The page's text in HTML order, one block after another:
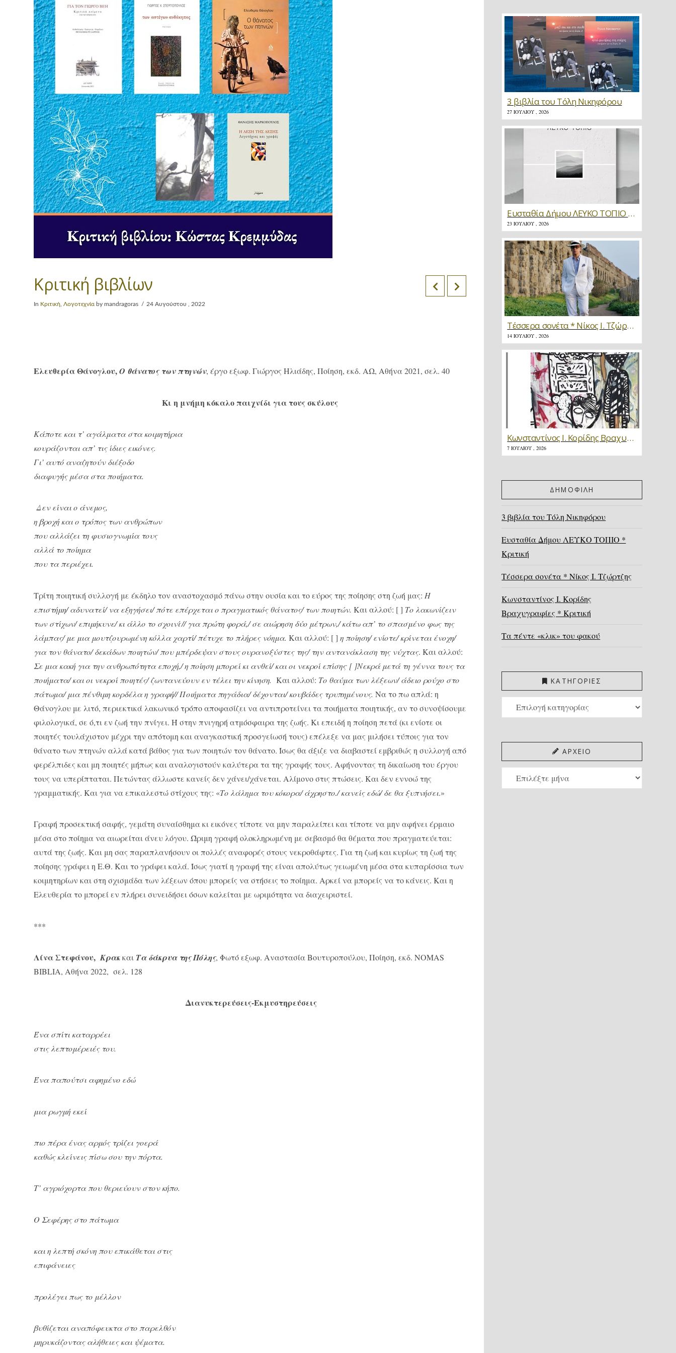
Κριτική βιβλίων
In Κριτική ,Λογοτεχνία by mandragoras 24 Αυγούστου , 2022
Ελευθερία Θάνογλου,Ο θάνατος των πτηνών, έργο εξωφ. Γιώργος Ηλιάδης, Ποίηση, εκδ. ΑΩ, Αθήνα 2021, σελ. 40
Κι η μνήμη κόκαλο παιχνίδι για τους σκύλους
Κάποτε και τ’ αγάλματα στα κοιμητήρια
κουράζονται απ’ τις ίδιες εικόνες.
Γι’ αυτό αναζητούν διέξοδο
διαφυγής μέσα στα ποιήματα.
Δεν είναι ο άνεμος,
η βροχή και ο τρόπος των ανθρώπων
που αλλάζει τη φυσιογνωμία τους
αλλά το ποίημα
που τα περιέχει.
Τρίτη ποιητική συλλογή με έκδηλο τον αναστοχασμό πάνω στην ουσία και το εύρος της ποίησης στη ζωή μας: Η
επιστήμη/ αδυνατεί/ να εξηγήσει/ πότε επέρχεται ο πραγματικός θάνατος/ των ποιητών.Και αλλού: [ ] Το λακωνίζειν
των στίχων/ επιμήκυνε/ κι άλλο το σχοινί.// για πρώτη φορά,/ σε αιώρηση δύο μέτρων,/ κάτω απ’ το σπασμένο φως της
λάμπας/ με μια μουτζουρωμένη κόλλα χαρτί/ πέτυχε το πλήρες νόημα.Και αλλού: [ ]η ποίηση/ ενίοτε/ κρίνεται ένοχη/
για τον θάνατο/ δεκάδων ποιητών/ που μπέρδεψαν στους ουρανοξύστες της/ την αντανάκλαση της νύχτας. Και αλλού:
Σε μια κακή για την ανθρωπότητα εποχή,/ η ποίηση μπορεί κι ανθεί/ και οι νεκροί επίσης [ ]Νεκρά μετά τη γέννα τους τα
ποιήματα/ και οι νεκροί ποιητές/ ζωντανεύουν εν τέλει την κίνηση. Και αλλού: Το θαύμα των λέξεων/ άδειο ρούχο στο
πάτωμα/ μια πένθιμη κορδέλα η γραφή// Ποιήματα πηγάδια/ δέχονται/ κουβάδες τρυπημένους. Να το πω απλά: η
Θάνογλου με λιτό, περιεκτικά λακωνικό τρόπο αποφασίζει να αντιπροτείνει τα ποιήματα ποιητικής, αν το συνοψίσουμε
φιλολογικά, σε ό,τι εν ζωή την πνίγει. Ή στην πνιγηρή ατμόσφαιρα της ζωής. Κι επειδή η ποίηση πετά (κι ενίοτε οι
ποιητές τουλάχιστον μέχρι την απότομη και αναγκαστική προσγείωσή τους) επέλεξε να μας μιλήσει τύποις για τον
θάνατο των πτηνών αλλά κατά βάθος για των ποιητών τον θάνατο. Ίσως θα άξιζε να διαβαστεί εμβριθώς η συλλογή από
φερέλπιδες και μη ποιητές μήπως και αναλογιστούν καλύτερα τα της γραφής τους. Αφήνοντας τη δικαίωση του έργου
τους να υπερίπταται. Πετώντας άλλωστε κανείς δεν χάνει/χάνεται. Αλίμονο στις πτώσεις. Και δεν εννοώ της
γραμματικής. Και για να επικαλεστώ στίχους της: «Το λάλημα του κόκορα/ άχρηστο./ κανείς εδώ/ δε θα ξυπνήσει.»
Γραφή προσεκτική σαφής, γεμάτη συναίσθημα κι εικόνες τίποτε να μην παραλείπει και τίποτε να μην αφήνει έρμαιο
μέσα στο ποίημα να αιωρείται άνευ λόγου. Ώριμη γραφή ολοκληρωμένη με σεβασμό θα θέματα που πραγματεύεται:
αυτά της ζωής. Και μη σας παραπλανήσουν οι πολλές αναφορές στους νεκροθάφτες. Για τη ζωή και κυρίως τη ζωή της
ποίησης γράφει η Ε.Θ. Και το γράφει καλά. Ίσως γιατί η γραφή της είναι απολύτως γειωμένη μέσα στα κυπαρίσσια των
κοιμητηρίων και στη σχισμάδα των λέξεων όπου μπορείς να στήσεις το ποίημα. Αρκεί να μπορείς να το κάνεις. Και η
Ελευθερία το μπορεί εν πλήρει συνειδήσει όσων καλείται με ωριμότητα να διαχειριστεί.
***
Λίνα Στεφάνου,Κρακκαι Τα δάκρυα της Πόλης, Φωτό εξωφ. Αναστασία Βουτυροπούλου, Ποίηση, εκδ. NOMAS
BIBLIA, Αθήνα 2022, σελ. 128
Διανυκτερεύσεις-Εκμυστηρεύσεις
Ένα σπίτι καταρρέει
στις λεπτομέρειές του.
Ένα παπούτσι αφημένο εδώ
μια ρωγμή εκεί
πιο πέρα ένας αρμός τρίζει γοερά
καθώς κλείνεις πίσω σου την πόρτα.
Τ’ αγριόχορτα που θεριεύουν στον κήπο.
Ο Σεφέρης στο πάτωμα
και η λεπτή σκόνη που επικάθεται στις
επιφάνειες
προλέγει πως το μέλλον
βυθίζεται αναπόφευκτα στο παρελθόν
μηρυκάζοντας αλήθειες και ψέματα.
3 βιβλία του Τόλη Νικηφόρου
27 ΙΟΥΛΊΟΥ , 2026
Ευσταθία Δήμου ΛΕΥΚΟ ΤΟΠΙΟ * Κριτική
23 ΙΟΥΛΊΟΥ , 2026
Τέσσερα σονέτα * Νίκος Ι. Τζώρτζης
14 ΙΟΥΛΊΟΥ , 2026
Κωνσταντίνος Ι. Κορίδης Βραχυγραφίες * Κριτική
7 ΙΟΥΛΊΟΥ , 2026
ΔΗΜΟΦΙΛΗ
3 βιβλία του Τόλη Νικηφόρου
Ευσταθία Δήμου ΛΕΥΚΟ ΤΟΠΙΟ *
Κριτική
Τέσσερα σονέτα * Νίκος Ι. Τζώρτζης
Κωνσταντίνος Ι. Κορίδης
Βραχυγραφίες * Κριτική
Τα πέντε «κλικ» του φακού
ΚΑΤΗΓΟΡΙΕΣ
ΚΑΤΗΓΟΡΙΕΣ
ΑΡΧΕΙΟ
ΑΡΧΕΙΟ